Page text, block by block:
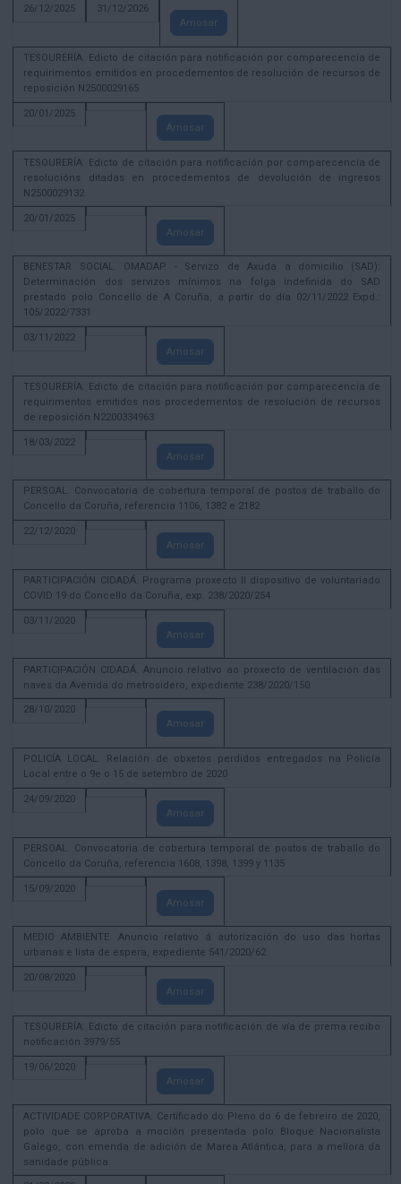
26/12/2025
31/12/2026
Amosar
TESOURERÍA. Edicto de citación para notificación por comparecencia de
requirimentos emitidos en procedementos de resolución de recursos de
reposición N2500029165
20/01/2025
Amosar
TESOURERÍA. Edicto de citación para notificación por comparecencia de
resolucións ditadas en procedementos de devolución de ingresos
N2500029132
20/01/2025
Amosar
BENESTAR SOCIAL. OMADAP - Servizo de Axuda a domicilio (SAD):
Determinación dos servizos mínimos na folga indefinida do SAD
prestado polo Concello de A Coruña, a partir do día 02/11/2022 Expd.:
105/2022/7331
03/11/2022
Amosar
TESOURERÍA. Edicto de citación para notificación por comparecencia de
requirimentos emitidos nos procedementos de resolución de recursos
de reposición N2200334963
18/03/2022
Amosar
PERSOAL. Convocatoria de cobertura temporal de postos de traballo do
Concello da Coruña, referencia 1106, 1382 e 2182
22/12/2020
Amosar
PARTICIPACIÓN CIDADÁ. Programa proxecto II dispositivo de voluntariado
COVID 19 do Concello da Coruña, exp. 238/2020/254
03/11/2020
Amosar
PARTICIPACIÓN CIDADÁ. Anuncio relativo ao proxecto de ventilación das
naves da Avenida do metrosidero, expediente 238/2020/150
28/10/2020
Amosar
POLICÍA LOCAL. Relación de obxetos perdidos entregados na Policía
Local entre o 9e o 15 de setembro de 2020
24/09/2020
Amosar
PERSOAL. Convocatoria de cobertura temporal de postos de traballo do
Concello da Coruña, referencia 1608, 1398, 1399 y 1135
15/09/2020
Amosar
MEDIO AMBIENTE. Anuncio relativo á autorización do uso das hortas
urbanas e lista de espera, expediente 541/2020/62
20/08/2020
Amosar
TESOURERÍA. Edicto de citación para notificación de vía de prema recibo
notificación 3979/55
19/06/2020
Amosar
ACTIVIDADE CORPORATIVA. Certificado do Pleno do 6 de febreiro de 2020,
polo que se aproba a moción presentada polo Bloque Nacionalista
Galego, con emenda de adición de Marea Atlántica, para a mellora da
sanidade pública.